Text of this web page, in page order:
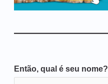
Então, qual é seu nome?